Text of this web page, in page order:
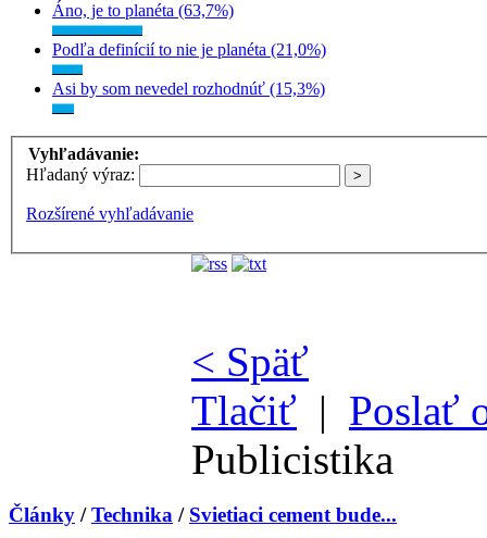
Áno, je to planéta (63,7%)
Podľa definícií to nie je planéta (21,0%)
Asi by som nevedel rozhodnúť (15,3%)
Vyhľadávanie:
Hľadaný výraz:
Rozšírené vyhľadávanie
< Späť
Tlačiť | Poslať
Publicistika
Články /Technika / Svietiaci cement bude...